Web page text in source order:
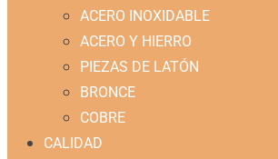
ACERO INOXIDABLE
ACERO Y HIERRO
PIEZAS DE LATÓN
BRONCE
COBRE
CALIDAD